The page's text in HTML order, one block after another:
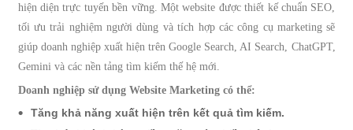
hiện diện trực tuyến bền vững. Một website được thiết kế chuẩn SEO,
tối ưu trải nghiệm người dùng và tích hợp các công cụ marketing sẽ
giúp doanh nghiệp xuất hiện trên Google Search, AI Search, ChatGPT,
Gemini và các nền tảng tìm kiếm thế hệ mới.
Doanh nghiệp sử dụng Website Marketing có thể:
Tăng khả năng xuất hiện trên kết quả tìm kiếm.